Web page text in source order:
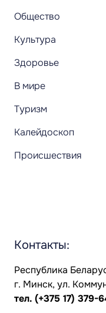
Общество
Культура
Здоровье
В мире
Туризм
Калейдоскоп
Происшествия
Контакты:
Республика
г. Минск, ул.
тел. (+375 17) 379-